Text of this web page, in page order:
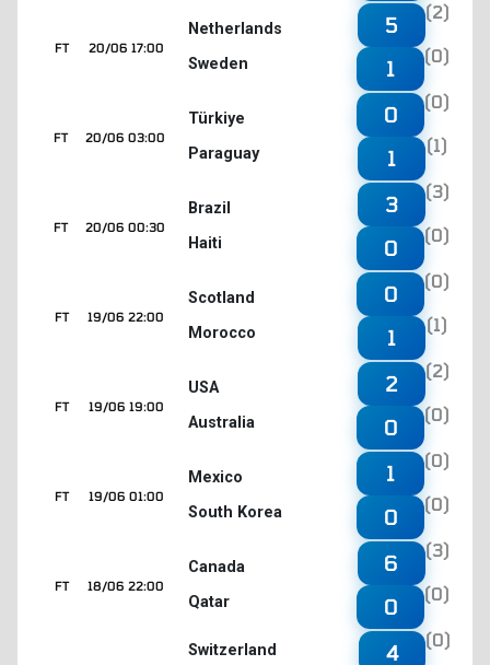
20/06 17:00
FT
Netherlands
Sweden
5
(2)
1
(0)
20/06 03:00
FT
Türkiye
Paraguay
0
(0)
1
(1)
20/06 00:30
FT
Brazil
Haiti
3
(3)
0
(0)
19/06 22:00
FT
Scotland
Morocco
0
(0)
1
(1)
19/06 19:00
FT
USA
Australia
2
(2)
0
(0)
19/06 01:00
FT
Mexico
South Korea
1
(0)
0
(0)
18/06 22:00
FT
Canada
Qatar
6
(3)
0
(0)
Switzerland 4
(0)